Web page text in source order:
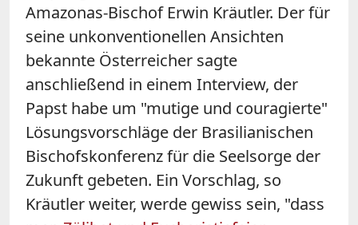
Amazonas-Bischof Erwin Kräutler. Der für
seine unkonventionellen Ansichten
bekannte Österreicher sagte
anschließend in einem Interview, der
Papst habe um "mutige und couragierte"
Lösungsvorschläge der Brasilianischen
Bischofskonferenz für die Seelsorge der
Zukunft gebeten. Ein Vorschlag, so
Kräutler weiter, werde gewiss sein, "dass